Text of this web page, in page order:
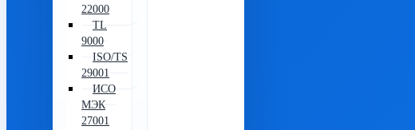
22000
TL
9000
ISO/TS
29001
ИСО
МЭК
27001